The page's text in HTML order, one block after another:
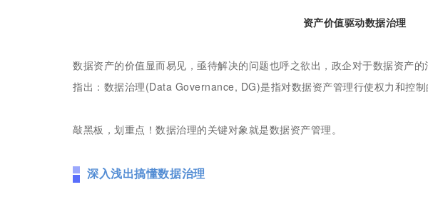
资产价值驱动数据治理
数据资产的价值显而易见，亟待解决的问题也呼之欲出，政企对于数据资产的
指出：数据治理(Data Governance, DG)是指对数据资产管理行使权力和控制
敲黑板，划重点！数据治理的关键对象就是数据资产管理。
深入浅出搞懂数据治理